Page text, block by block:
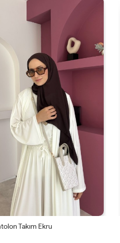
Takım Ekru